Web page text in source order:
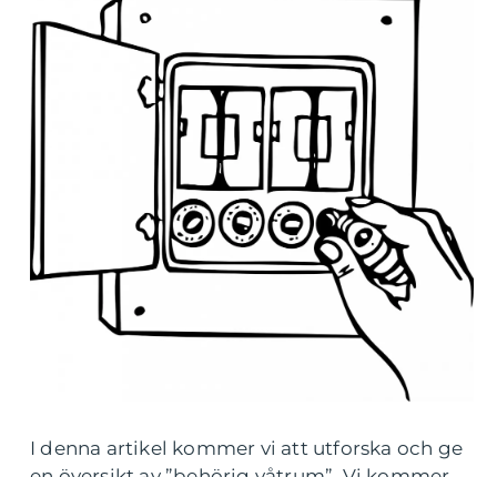
I denna artikel kommer vi att utforska och ge